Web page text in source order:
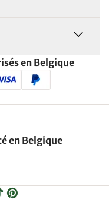
en Belgique
en Belgique